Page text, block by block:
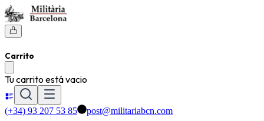
Carrito
Tu carrito está vacio
(+34) 93 207 53 85 post@militariabcn.com